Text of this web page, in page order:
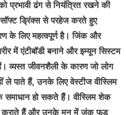
प्रभावी ढंग से नियंत्रित रखने की
ड्रिंक्स से परहेज करते हुए
के लिए महत्वपूर्ण है। जिंक और
में एंटीबॉडी बनाने और इम्यून सिस्टम
व्यस्त जीवनशैली के कारण जो लोग
ले पाते हैं, उनके लिए वेस्टीज वीस्लिम
समाधान हो सकते हैं। वीस्लिम शेक
कराते हैं और उनके मन में जंक फूड